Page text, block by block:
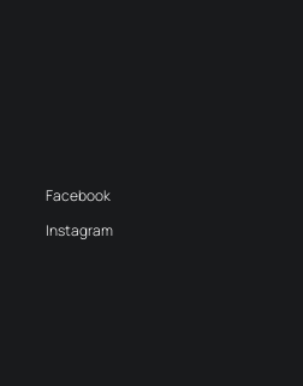
Facebook
Instagram